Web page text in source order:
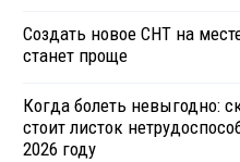
Создать новое СНТ на
станет проще
Когда болеть невыгодно:
стоит листок
2026 году